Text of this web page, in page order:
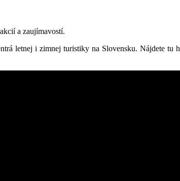
a zaujímavostí.
letnej i zimnej turistiky na Slovensku. Nájdete